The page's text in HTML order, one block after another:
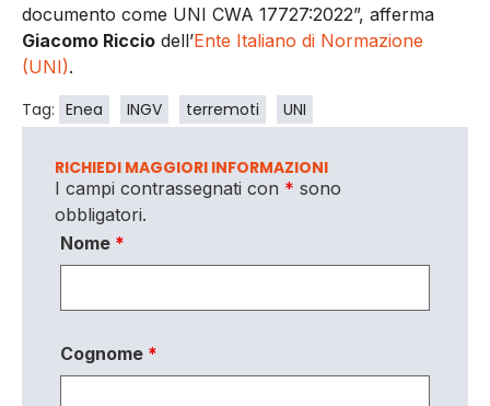
documento come UNI CWA 17727:2022”, afferma
Giacomo Riccio dell’Ente Italiano di Normazione
(UNI).
Tag: Enea INGV terremoti UNI
RICHIEDI MAGGIORI INFORMAZIONI
I campi contrassegnati con * sono
obbligatori.
Nome *
Cognome *